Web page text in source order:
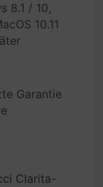
8.1 / 10,
10.11
Garantie
Clarita-